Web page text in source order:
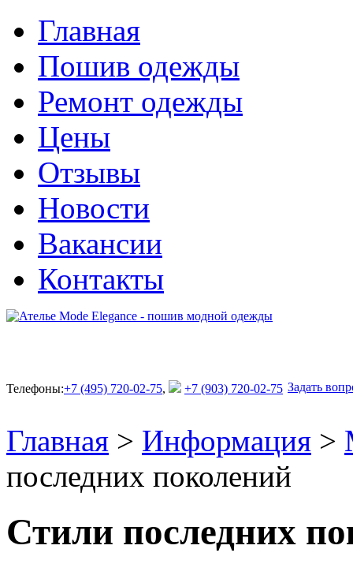
Главная
Пошив одежды
Ремонт одежды
Цены
Отзывы
Новости
Вакансии
Контакты
Телефоны:+7 (495) 720-02-75, +7 (903) 720-02-75 Задать
Главная > Информация >
последних поколений
Стили последних